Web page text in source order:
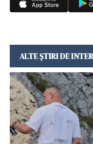
ALTE ȘTIRI DE